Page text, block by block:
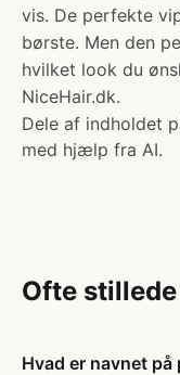
vis. De perfekte
børste. Men den
hvilket look du
NiceHair.dk.
Dele af indholdet
med hjælp fra AI.
Ofte
Hvad er navnet